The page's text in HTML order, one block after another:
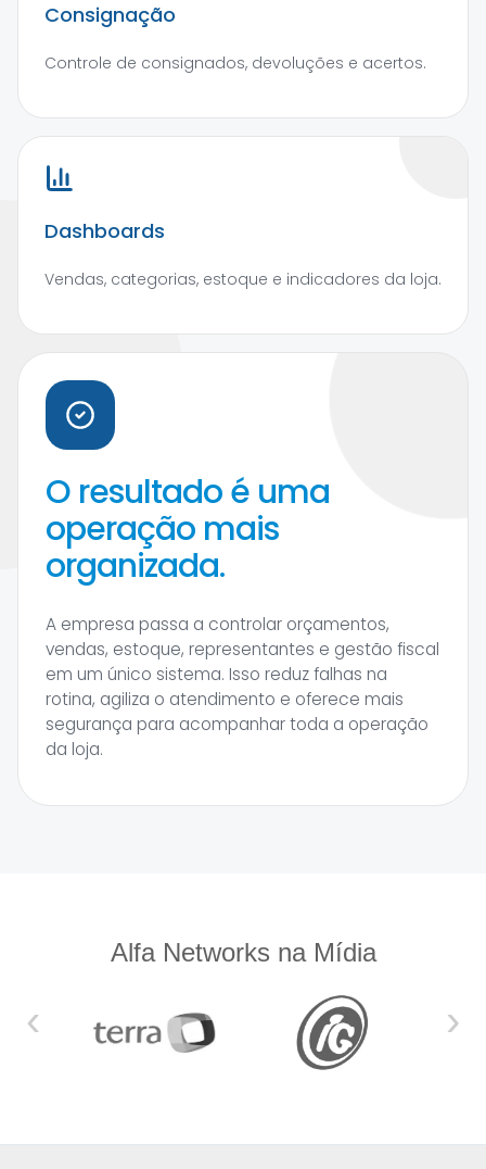
Consignação
Controle de consignados, devoluções e acertos.
Dashboards
Vendas, categorias, estoque e indicadores da loja.
O resultado é uma
operação mais
organizada.
A empresa passa a controlar orçamentos,
vendas, estoque, representantes e gestão fiscal
em um único sistema. Isso reduz falhas na
rotina, agiliza o atendimento e oferece mais
segurança para acompanhar toda a operação
da loja.
Alfa Networks na Mídia
‹ ›